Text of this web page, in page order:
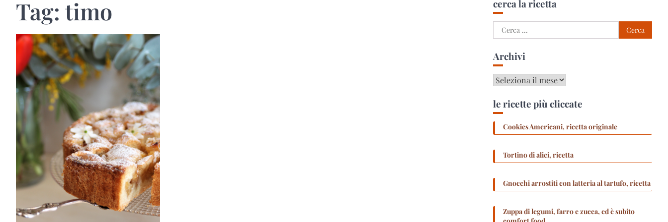
Tag: timo cerca la ricetta
Ricerca
per:
Archivi
Archivi
le ricette più cliccate
Cookies Americani, ricetta originale
Tortino di alici, ricetta
Gnocchi arrostiti con latteria al tartufo, ricetta
Zuppa di legumi, farro e zucca, ed è subito